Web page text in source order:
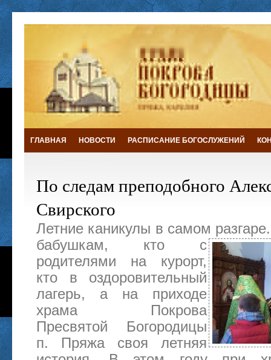
ГЛАВНАЯ НОВОСТИ РАСПИСАНИЕ БОГОСЛУЖЕНИЙ
По следам преподобного
Свирского
Летние каникулы в самом
бабушкам, кто с
родителями на курорт,
кто в оздоровительный
лагерь, а на приходе
храма Покрова
Пресвятой Богородицы
п. Пряжа своя летняя